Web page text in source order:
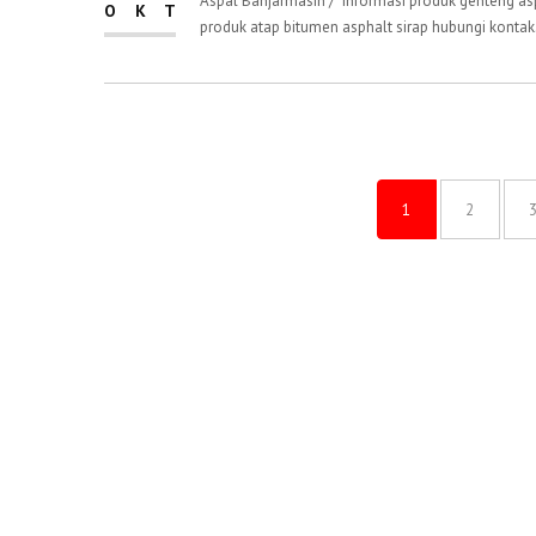
OKT
produk atap bitumen asphalt sirap hubungi
1 2 3